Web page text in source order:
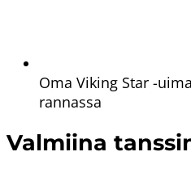
Oma Viking Star -
rannassa
Valmiina